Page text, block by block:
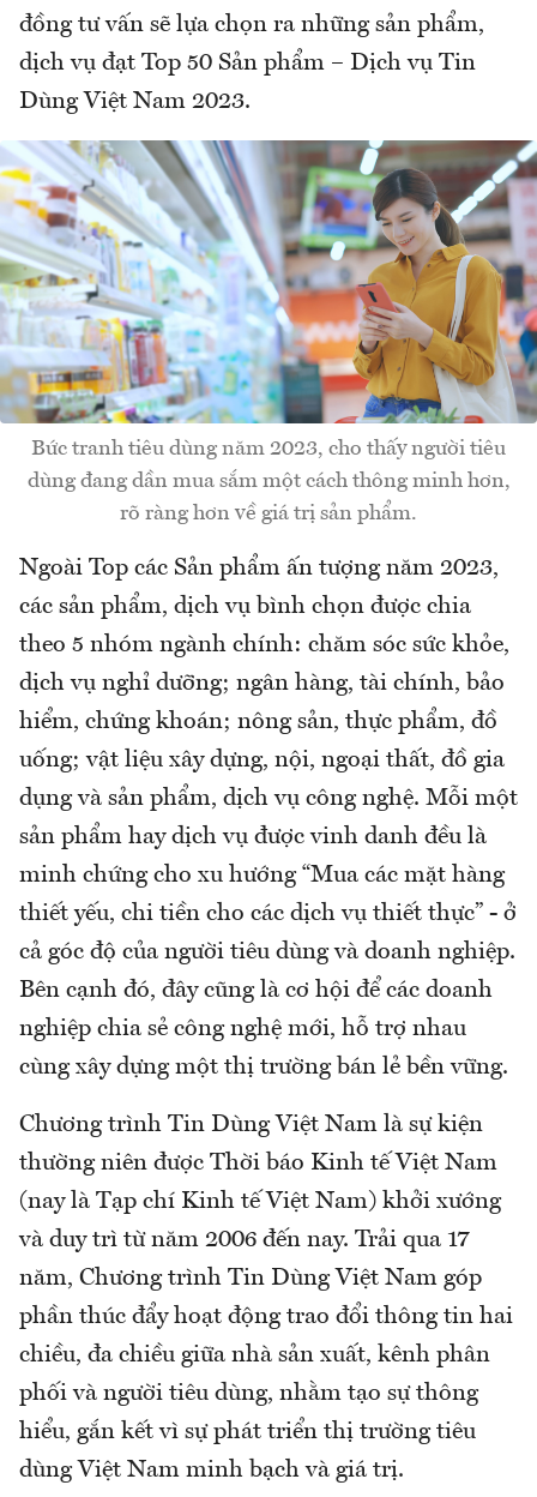
đồng tư vấn sẽ lựa chọn ra những sản phẩm,
dịch vụ đạt Top 50 Sản phẩm – Dịch vụ Tin
Dùng Việt Nam 2023.
Bức tranh tiêu dùng năm 2023, cho thấy người tiêu
dùng đang dần mua sắm một cách thông minh hơn,
rõ ràng hơn về giá trị sản phẩm.
Ngoài Top các Sản phẩm ấn tượng năm 2023,
các sản phẩm, dịch vụ bình chọn được chia
theo 5 nhóm ngành chính: chăm sóc sức khỏe,
dịch vụ nghỉ dưỡng; ngân hàng, tài chính, bảo
hiểm, chứng khoán; nông sản, thực phẩm, đồ
uống; vật liệu xây dựng, nội, ngoại thất, đồ gia
dụng và sản phẩm, dịch vụ công nghệ. Mỗi một
sản phẩm hay dịch vụ được vinh danh đều là
minh chứng cho xu hướng “Mua các mặt hàng
thiết yếu, chi tiền cho các dịch vụ thiết thực” - ở
cả góc độ của người tiêu dùng và doanh nghiệp.
Bên cạnh đó, đây cũng là cơ hội để các doanh
nghiệp chia sẻ công nghệ mới, hỗ trợ nhau
cùng xây dựng một thị trường bán lẻ bền vững.
Chương trình Tin Dùng Việt Nam là sự kiện
thường niên được Thời báo Kinh tế Việt Nam
(nay là Tạp chí Kinh tế Việt Nam) khởi xướng
và duy trì từ năm 2006 đến nay. Trải qua 17
năm, Chương trình Tin Dùng Việt Nam góp
phần thúc đẩy hoạt động trao đổi thông tin hai
chiều, đa chiều giữa nhà sản xuất, kênh phân
phối và người tiêu dùng, nhằm tạo sự thông
hiểu, gắn kết vì sự phát triển thị trường tiêu
dùng Việt Nam minh bạch và giá trị.